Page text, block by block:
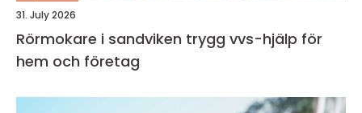
31. July 2026
Rörmokare i sandviken trygg vvs-hjälp för
hem och företag